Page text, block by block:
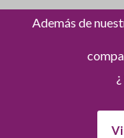
Además de